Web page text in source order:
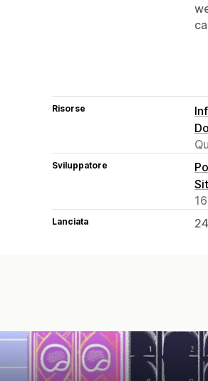
Risorse
Sviluppatore
Lanciata